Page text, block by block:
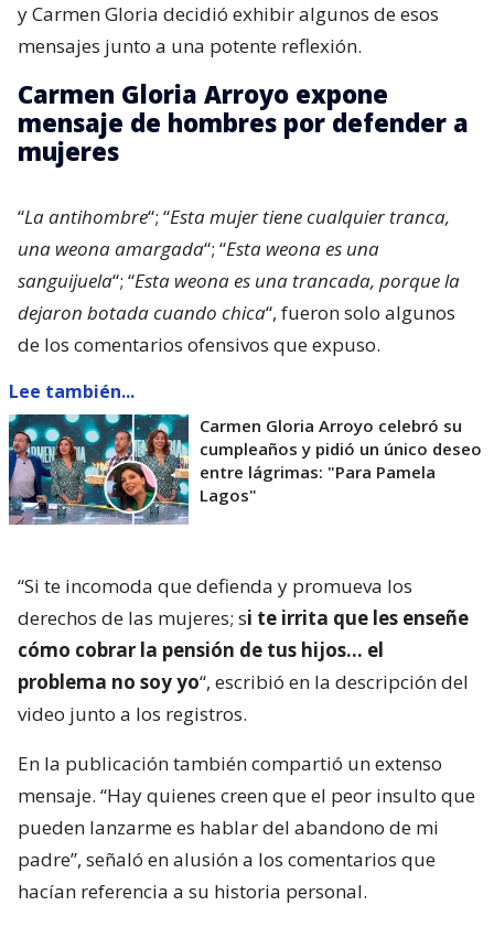
y Carmen Gloria decidió exhibir algunos de esos
mensajes junto a una potente reflexión.
Carmen Gloria Arroyo expone
mensaje de hombres por defender a
mujeres
“La antihombre“; “Esta mujer tiene cualquier tranca,
una weona amargada“; “Esta weona es una
sanguijuela“; “Esta weona es una trancada, porque la
dejaron botada cuando chica“, fueron solo algunos
de los comentarios ofensivos que expuso.
Lee también...
Carmen Gloria Arroyo celebró su
cumpleaños y pidió un único deseo
entre lágrimas: "Para Pamela
Lagos"
“Si te incomoda que defienda y promueva los
derechos de las mujeres; si te irrita que les enseñe
cómo cobrar la pensión de tus hijos… el
problema no soy yo“, escribió en la descripción del
video junto a los registros.
En la publicación también compartió un extenso
mensaje. “Hay quienes creen que el peor insulto que
pueden lanzarme es hablar del abandono de mi
padre”, señaló en alusión a los comentarios que
hacían referencia a su historia personal.